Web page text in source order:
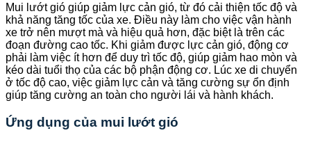
Mui lướt gió giúp giảm lực cản gió, từ đó cải thiện tốc độ và
khả năng tăng tốc của xe. Điều này làm cho việc vận hành
xe trở nên mượt mà và hiệu quả hơn, đặc biệt là trên các
đoạn đường cao tốc. Khi giảm được lực cản gió, động cơ
phải làm việc ít hơn để duy trì tốc độ, giúp giảm hao mòn và
kéo dài tuổi thọ của các bộ phận động cơ. Lúc xe di chuyển
ở tốc độ cao, việc giảm lực cản và tăng cường sự ổn định
giúp tăng cường an toàn cho người lái và hành khách.
Ứng dụng của mui lướt gió